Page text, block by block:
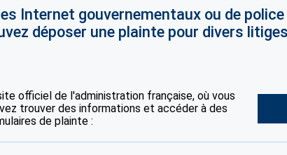
Internet gouvernementaux ou de
déposer une plainte pour divers
officiel de l'administration française, où vous
trouver des informations et accéder à des
de plainte :